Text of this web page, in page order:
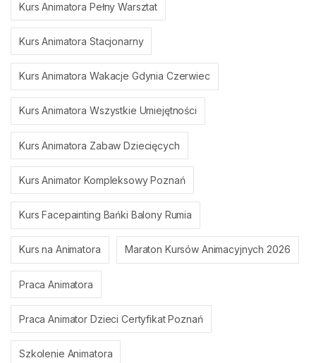
Kurs Animatora Pełny Warsztat
Kurs Animatora Stacjonarny
Kurs Animatora Wakacje Gdynia Czerwiec
Kurs Animatora Wszystkie Umiejętności
Kurs Animatora Zabaw Dziecięcych
Kurs Animator Kompleksowy Poznań
Kurs Facepainting Bańki Balony Rumia
Kurs na Animatora Maraton Kursów Animacyjnych 2026
Praca Animatora
Praca Animator Dzieci Certyfikat Poznań
Szkolenie Animatora